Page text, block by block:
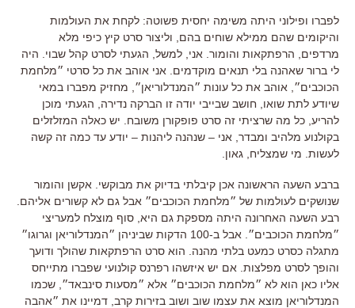
לפברו ופילוני היתה משימה יחסית פשוטה: לקחת את העולמות
והיקומים שהם ממילא שוחים בהם
וליצור סרט קיץ כיפי מלא
מרדפים
הרפתקאות והומור אני למשל הגעתי לסרט קהל שבוי
היה
לי ברור שאהנה בלי תנאים מוקדמים
אני אוהב את כל סרטי ״מלחמת
הכוכבים״
אוהב את כל עונות ״המנדלוריאן״
מחזיק מפברו במאי
שיודע לתת שואו
חושב שבייבי יודה זו הברקה נדירה
הגעתי מוכן
להריע כל מה שרציתי זה סרט פופקורן משובח . יש כאלה המזלזלים
בקולנוע מלהיב ומבדר, אני – שנהנה ליהנות – יודע עד כמה זה קשה
לעשות. מי שמצליח, גאון.
ברבע השעה הראשונה אכן קיבלתי בדיוק את מבוקשי
אקשן והומור
שנושקים לעולמות של ״מלחמת הכוכבים״ אבל גם לא קשורים אליהם
רבע השעה האחרונה היתה מספקת גם היא סוף מוצלח למעריצי
״מלחמת הכוכבים״
אבל ב-100
הדקות שביניהן ״המנדלוריאן וגרוגו״
מתגלה כסרט כמעט בלתי מהנה
הוא סרט הרפתקאות שהולך ודועך
והופך לסרט מפלצות אם יש איזשהו רפרנס קולנועי שפברו מתייחס
אליו כאן הוא לא ״מלחמת הכוכבים״ אלא ״מסעות סינבאד״ שכמו
המנדלוריאן מוצא את עצמו שוב ושוב בזירות קרב דמיינו את ״אהבה